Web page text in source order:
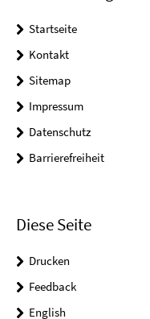
Startseite
Kontakt
Sitemap
Impressum
Datenschutz
Barrierefreiheit
Diese Seite
Drucken
Feedback
English